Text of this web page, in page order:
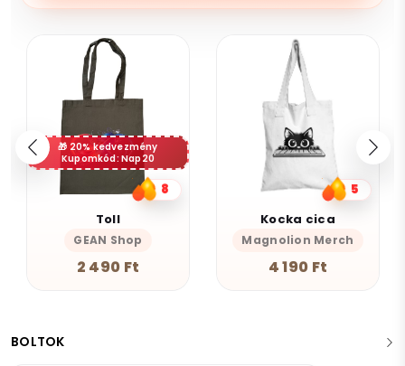
BOLTOK
20% kedvezmény
Kupomkód: Nap20
8
Toll
GEAN Shop
2 490 Ft
5
Kocka cica
Magnolion Merch
4 190 Ft